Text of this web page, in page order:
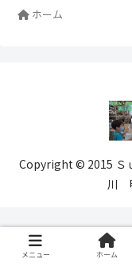
ホーム
Copyright © 2015 Ｓ
川
メニュー ホーム